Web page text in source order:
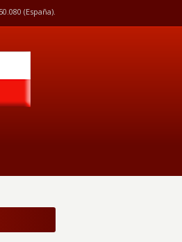
(España).